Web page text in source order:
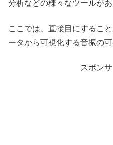
分析などの様々なツールがあ
ここでは、直接目にするこ
ータから可視化する音振の
スポン